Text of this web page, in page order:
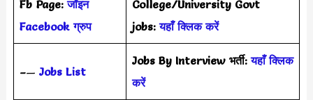
Fb Page:जॉइन
Facebook ग्रुप
College/University Govt
jobs:यहाँ क्लिक करें
–— Jobs List
Jobs By Interview भर्ती:यहाँ क्लिक
करें